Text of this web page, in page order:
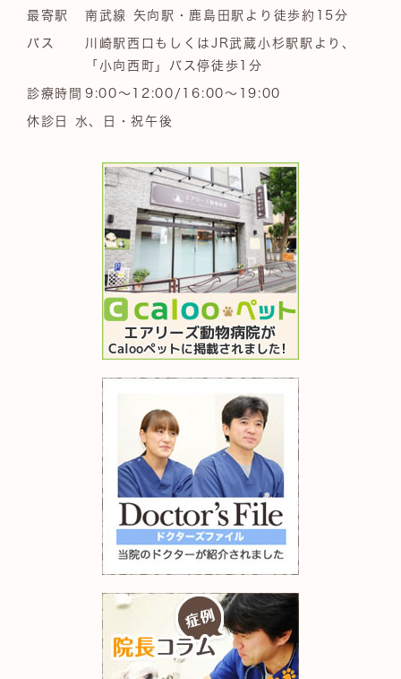
最寄駅 南武線 矢向駅・鹿島田駅より徒歩約15分
バス
川崎駅西口もしくはJR武蔵小杉駅駅より、
「小向西町」バス停徒歩1分
診療時間 9:00～12:00/16:00～19:00
休診日 水、日・祝午後